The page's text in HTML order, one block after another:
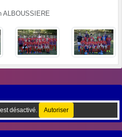
ALBOUSSIERE
désactivé. Autoriser